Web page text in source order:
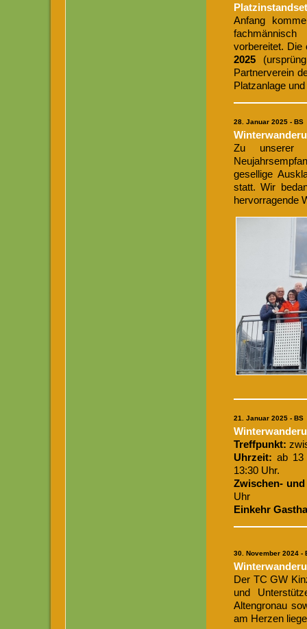
Anfang
vorbereitet.
2025
Partnerverein
Platzanlage
28. Januar 2025 - BS
Zu unserer
gesellige
statt. Wir
hervorragende
21 . Januar 2025 - BS
Treffpunkt:
Uhrzeit: ab 13
13:30 Uhr.
Zwischen-
Uhr
Einkehr
30. November 2024 -
Der TC GW
und
Altengronau
am Herzen